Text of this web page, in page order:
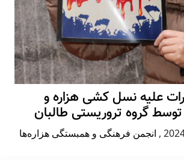
علیه نسل کشی هزاره و
گروه تروریستی طالبان
, انجمن فرهنگی و همبستگی هزاره‌ها